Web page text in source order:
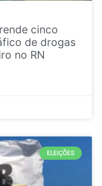
cinco
de drogas
no RN
ELEIÇÕES